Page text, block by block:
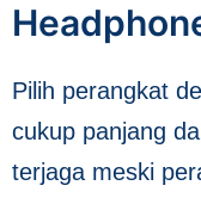
Pilih perangkat
cukup panjang
terjaga meski